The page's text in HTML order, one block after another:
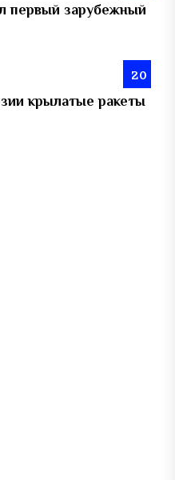
первый зарубежный
20
крылатые ракеты